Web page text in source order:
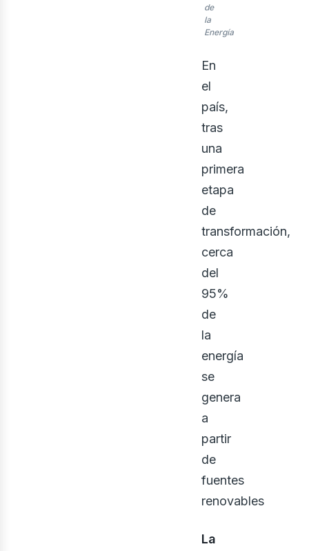
de
la
Energía
En
el
país,
tras
una
primera
etapa
de
transformación,
cerca
del
95%
de
la
energía
se
genera
a
partir
de
fuentes
renovables
La